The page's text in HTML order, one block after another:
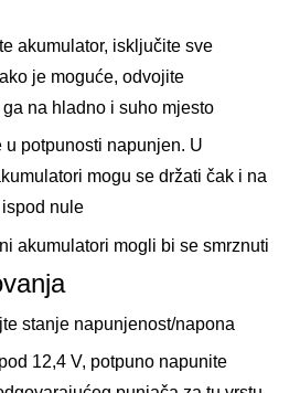
akumulator, isključite sve
je moguće, odvojite
na hladno i suho mjesto
potpunosti napunjen. U
mogu se držati čak i na
nule
akumulatori mogli bi se smrznuti
stanje napunjenost/napona
12,4 V, potpuno napunite